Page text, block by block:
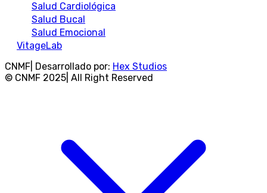
Salud Cardiológica
Salud Bucal
Salud Emocional
VitageLab
CNMF| Desarrollado por: Hex Studios
© CNMF 2025| All Right Reserved